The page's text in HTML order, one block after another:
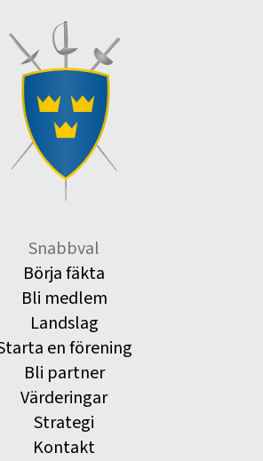
Snabbval
Börja fäkta
Bli medlem
Landslag
en förening
Bli partner
Värderingar
Strategi
Kontakt